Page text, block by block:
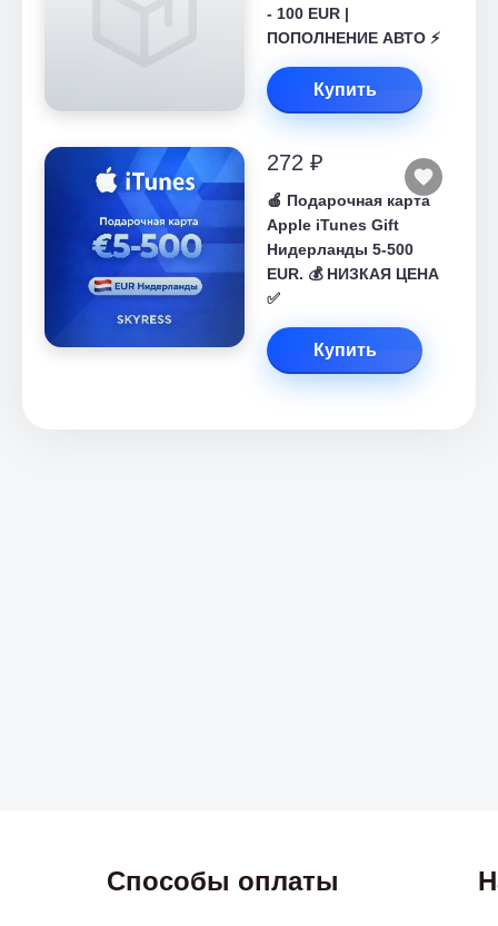
- 100 EUR |
ПОПОЛНЕНИЕ АВТО ⚡
Купить
272 ₽
🍎 Подарочная карта
Apple iTunes Gift
Нидерланды 5-500
EUR. 💰 НИЗКАЯ ЦЕНА
✅
Купить
Способы оплаты